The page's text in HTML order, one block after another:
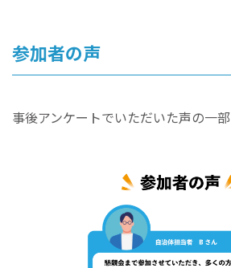
参加者の声
事後アンケートでいただいた声の一部